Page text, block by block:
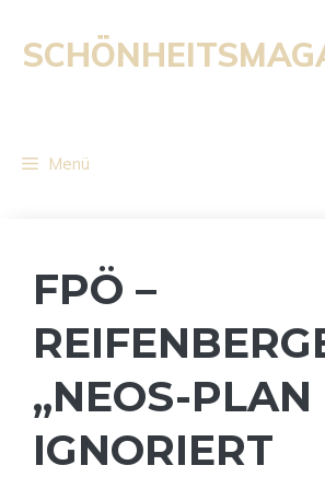
Inhalt
springen
Menü
FPÖ –
„NEOS-PLAN
IGNORIERT